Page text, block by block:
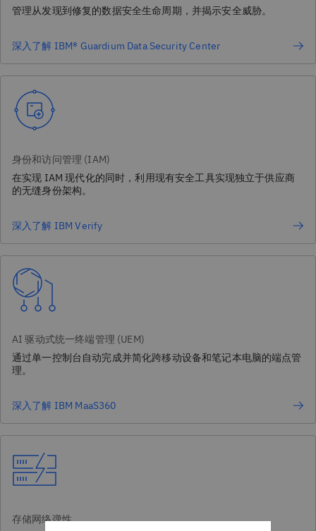
管理从发现到修复的数据安全生命周期，并揭示安全威胁。
深入了解 IBM® Guardium Data Security Center
身份和访问管理 (IAM)
在实现 IAM 现代化的同时，利用现有安全工具实现独立于供应商
的无缝身份架构。
深入了解 IBM Verify
AI 驱动式统一终端管理 (UEM)
通过单一控制台自动完成并简化跨移动设备和笔记本电脑的端点管
理。
深入了解 IBM MaaS360
存储网络弹性